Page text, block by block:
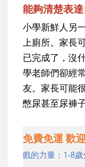
能夠清楚表
小學新鮮人另
上廁所。家長
已完成了，沒
學老師們卻經
友。家長可能
憋尿甚至尿褲
免費免運 歡
戲的力量：1-8歲